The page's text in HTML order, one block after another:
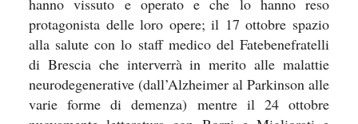
protagonista delle loro opere; il 17 ottobre spazio
alla salute con lo staff medico del Fatebenefratelli
di Brescia che interverrà in merito alle malattie
neurodegenerative (dall’Alzheimer al Parkinson alle
varie forme di demenza) mentre il 24 ottobre